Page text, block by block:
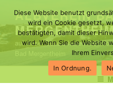
Inhalt
springen
ALBVEREIN
auf dieser Seite erhalten Sie
Bad Mergentheim
Diese Website benutzt
wird ein Cookie gesetzt,
bestätigten, damit dieser
wird. Wenn Sie die Website
Ihrem
In Ordnung.